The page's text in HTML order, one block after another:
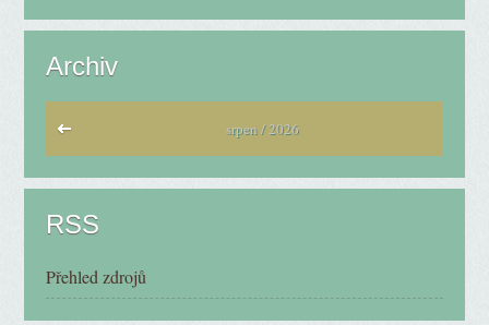
Archiv
srpen / 2026
RSS
Přehled zdrojů